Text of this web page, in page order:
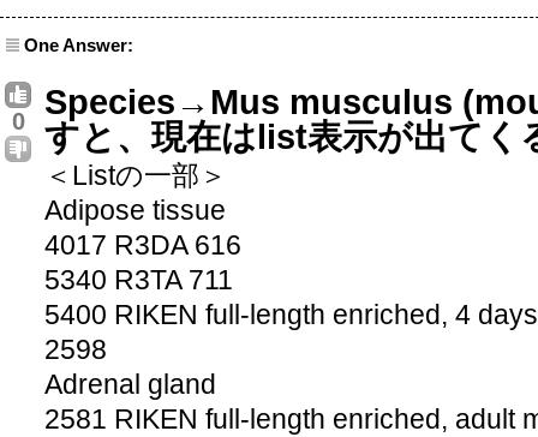
One Answer:
0
Species→Mus musculus
すと、現在はlist表示が出てく
＜Listの一部＞
Adipose tissue
4017 R3DA 616
5340 R3TA 711
5400 RIKEN full-length enriched, 4
2598
Adrenal gland
2581 RIKEN full-length enriched, adult